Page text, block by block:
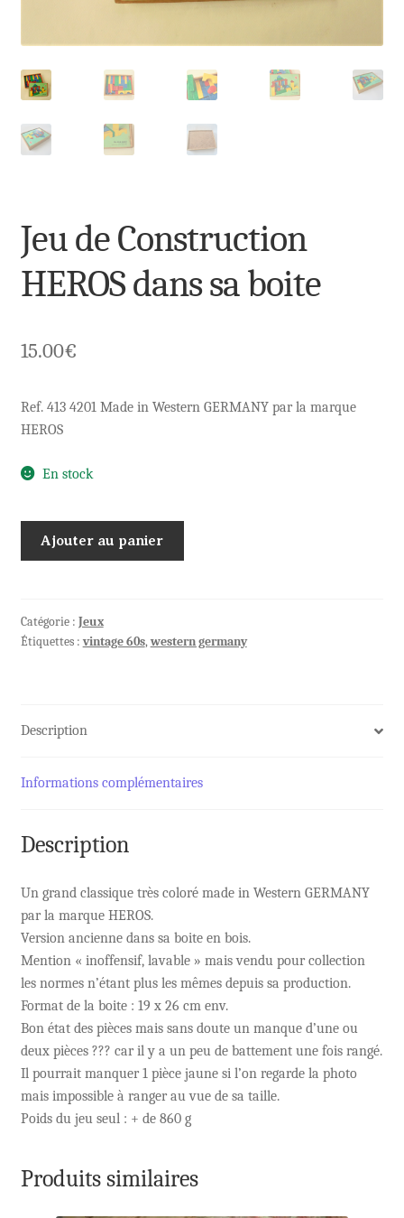
Jeu de Construction
HEROS dans sa boite
15.00€
Ref. 413 4201 Made in Western GERMANY par la marque
HEROS
En stock
Construction
HEROS
Ajouter au panier
Catégorie : Jeux
Étiquettes : vintage 60s,western germany
Description
Informations complémentaires
Description
Un grand classique très coloré made in Western GERMANY
par la marque HEROS.
Version ancienne dans sa boite en bois.
Mention « inoffensif, lavable » mais vendu pour collection
les normes n’étant plus les mêmes depuis sa production.
Format de la boite : 19 x 26 cm env.
Bon état des pièces mais sans doute un manque d’une ou
deux pièces ??? car il y a un peu de battement une fois rangé.
Il pourrait manquer 1 pièce jaune si l’on regarde la photo
mais impossible à ranger au vue de sa taille.
Poids du jeu seul : + de 860 g
Produits similaires